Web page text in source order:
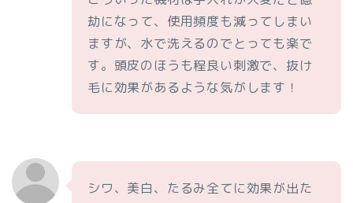
劫になって、使用頻度も減ってしまい
ますが、水で洗えるのでとっても楽で
す。頭皮のほうも程良い刺激で、抜け
毛に効果があるような気がします！
シワ、美白、たるみ全てに効果が出た